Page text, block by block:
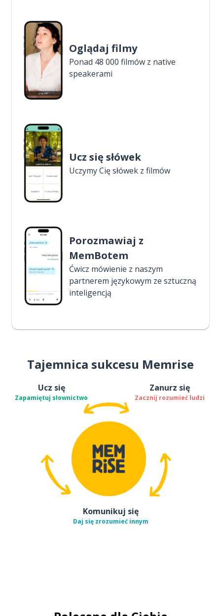
Oglądaj filmy
Ponad 48 000 filmów z native
speakerami
Ucz się słówek
Uczymy Cię słówek z filmów
Porozmawiaj z
MemBotem
Ćwicz mówienie z naszym
partnerem językowym ze sztuczną
inteligencją
Tajemnica sukcesu Memrise
Ucz się
Zapamiętuj słownictwo
Zanurz się
Zacznij rozumieć ludzi
Komunikuj się
Daj się zrozumieć innym